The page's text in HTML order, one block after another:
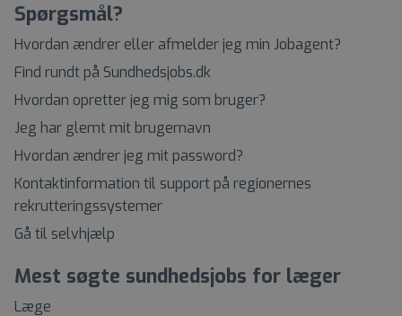
Spørgsmål?
Hvordan ændrer eller afmelder jeg min Jobagent?
Find rundt på Sundhedsjobs.dk
Hvordan opretter jeg mig som bruger?
Jeg har glemt mit brugernavn
Hvordan ændrer jeg mit password?
Kontaktinformation til support på regionernes
rekrutteringssystemer
Gå til selvhjælp
Mest søgte sundhedsjobs for læger
Læge